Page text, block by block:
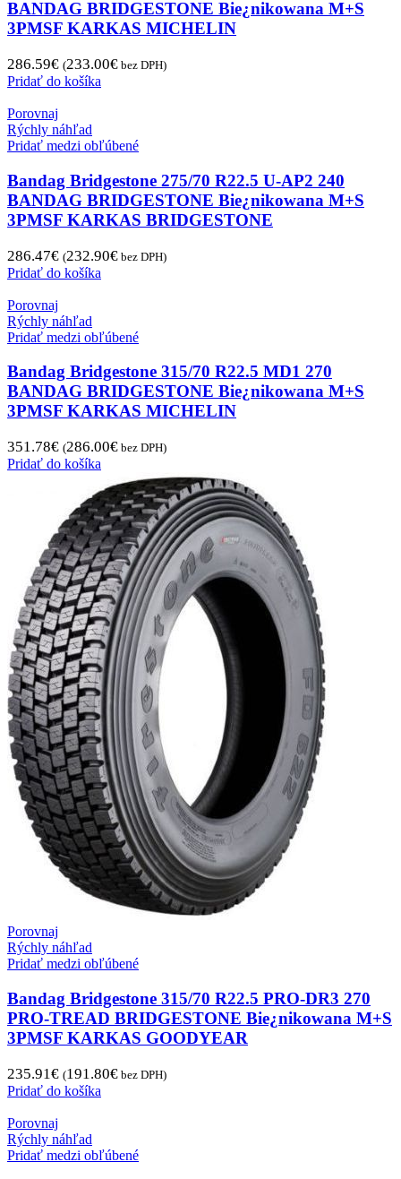
BANDAG BRIDGESTONE Bie¿nikowana M+S
3PMSF KARKAS MICHELIN
286.59€ (233.00€ bez DPH)
Pridať do košíka
Porovnaj
Rýchly náhľad
Pridať medzi obľúbené
Bandag Bridgestone 275/70 R22.5 U-AP2 240
BANDAG BRIDGESTONE Bie¿nikowana M+S
3PMSF KARKAS BRIDGESTONE
286.47€ (232.90€ bez DPH)
Pridať do košíka
Porovnaj
Rýchly náhľad
Pridať medzi obľúbené
Bandag Bridgestone 315/70 R22.5 MD1 270
BANDAG BRIDGESTONE Bie¿nikowana M+S
3PMSF KARKAS MICHELIN
351.78€ (286.00€ bez DPH)
Pridať do košíka
Porovnaj
Rýchly náhľad
Pridať medzi obľúbené
Bandag Bridgestone 315/70 R22.5 PRO-DR3 270
PRO-TREAD BRIDGESTONE Bie¿nikowana M+S
3PMSF KARKAS GOODYEAR
235.91€ (191.80€ bez DPH)
Pridať do košíka
Porovnaj
Rýchly náhľad
Pridať medzi obľúbené